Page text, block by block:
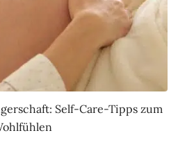
Self-Care-Tipps zum